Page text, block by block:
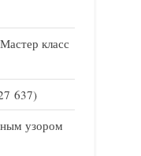
класс
637)
узором